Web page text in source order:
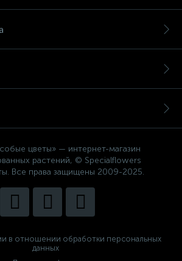
цветы» — интернет-магазин
растений, © Specialflowers
Все права защищены 2009-2025.
в отношении обработки персональных
данных